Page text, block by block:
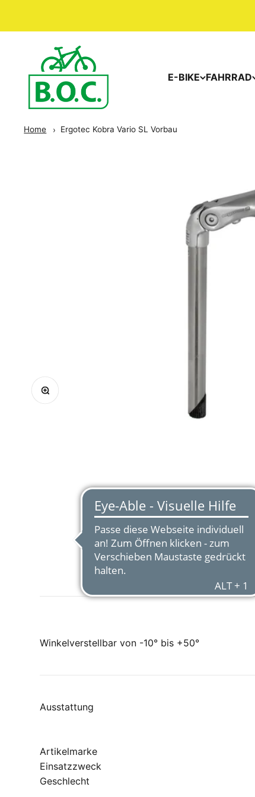
E-BIKE FAHRRAD
Home Ergotec Kobra Vario SL Vorbau
Winkelverstellbar von -10° bis +50°
Ausstattung
Artikelmarke
Einsatzzweck
Geschlecht